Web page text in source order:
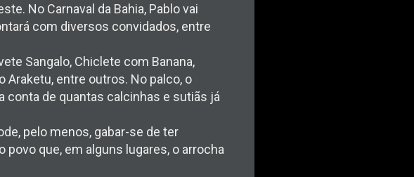
No Carnaval da Bahia, Pablo vai
com diversos convidados, entre
Sangalo, Chiclete com Banana,
Araketu, entre outros. No palco, o
conta de quantas calcinhas e sutiãs já
pelo menos, gabar-se de ter
que, em alguns lugares, o arrocha